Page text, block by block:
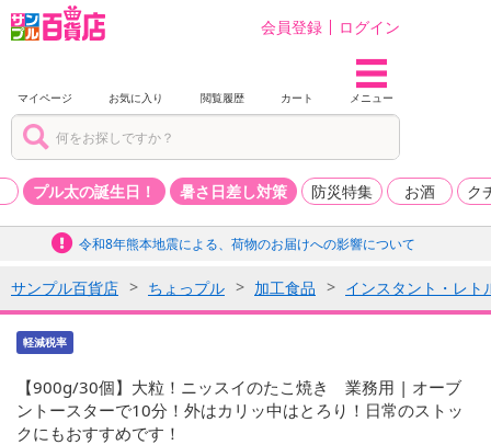
会員登録 ログイン
マイページ お気に入り 閲覧履歴 カート メニュー
プル太の誕生日！ 暑さ日差し対策 防災特集 お酒 ク
令和8年熊本地震による、荷物のお届けへの影響について
サンプル百貨店 ちょっプル 加工食品 インスタント・レト
軽減税率
【900g/30個】大粒！ニッスイのたこ焼き 業務用 | オーブ
ントースターで10分！外はカリッ中はとろり！日常のストッ
クにもおすすめです！